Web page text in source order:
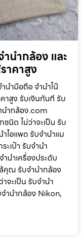
นํากล้อง และ
าคาสูง
นำมือถือ จำนำโน๊
าสูง รับเงินทันที รับ
นํากล้อง.com
นิด ไม่ว่าจะเป็น รับ
ไอแพด รับจํานําแม
เป๋า รับจํานํา
นําเครื่องประดับ
คุณ รับจำนำกล้อง
จะเป็น รับจำนำ
ำนำกล้อง Nikon,